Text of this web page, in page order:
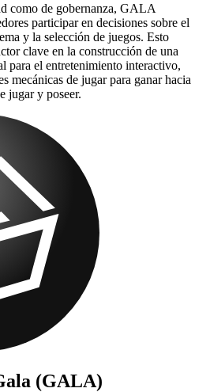
como de gobernanza, GALA
participar en decisiones sobre el
y la selección de juegos. Esto
clave en la construcción de una
para el entretenimiento interactivo,
mecánicas de jugar para ganar hacia
jugar y poseer.
(GALA)